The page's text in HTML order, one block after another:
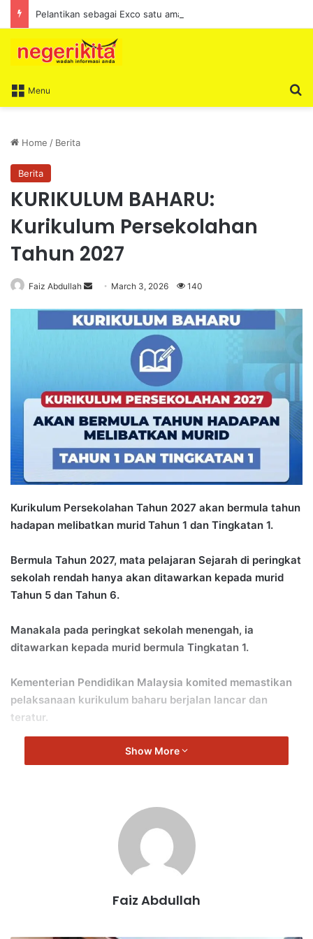
Menu
Home / Berita
Berita
KURIKULUM BAHARU:
Kurikulum Persekolahan
Tahun 2027
Faiz Abdullah
m
a
i
l
March 3, 2026 140
Kurikulum Persekolahan Tahun 2027 akan bermula tahun
hadapan melibatkan murid Tahun 1 dan Tingkatan 1.
Bermula Tahun 2027, mata pelajaran Sejarah di peringkat
sekolah rendah hanya akan ditawarkan kepada murid
Tahun 5 dan Tahun 6.
Manakala pada peringkat sekolah menengah, ia
ditawarkan kepada murid bermula Tingkatan 1.
Kementerian Pendidikan Malaysia komited memastikan
pelaksanaan kurikulum baharu berjalan lancar dan
teratur.
Show More
Faiz Abdullah